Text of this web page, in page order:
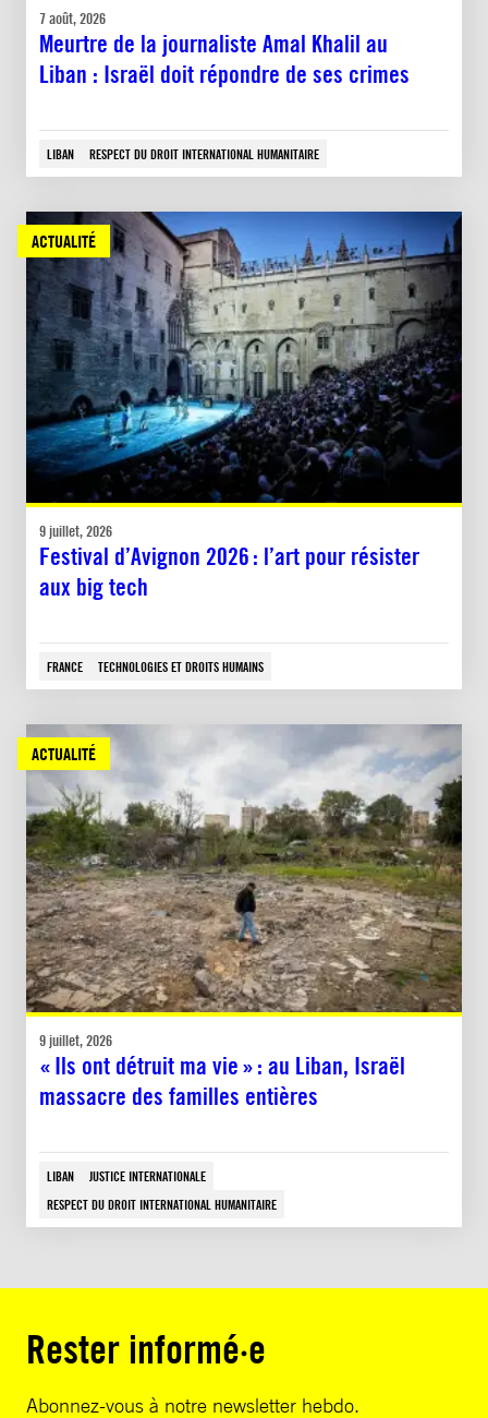
7 août, 2026
Meurtre de la journaliste Amal Khalil au
Liban : Israël doit répondre de ses crimes
LIBAN RESPECT DU DROIT INTERNATIONAL HUMANITAIRE
ACTUALITÉ
9 juillet, 2026
Festival d’Avignon 2026 : l’art pour résister
aux big tech
FRANCE TECHNOLOGIES ET DROITS HUMAINS
ACTUALITÉ
9 juillet, 2026
« Ils ont détruit ma vie » : au Liban, Israël
massacre des familles entières
LIBAN
JUSTICE INTERNATIONALE
RESPECT DU DROIT INTERNATIONAL HUMANITAIRE
Rester informé·e
Abonnez-vous à notre newsletter hebdo.